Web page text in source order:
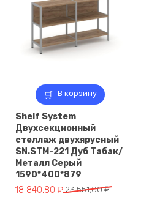
В корзину
Shelf System
Двухсекционный
стеллаж двухярусный
SN.STM-221 Дуб Табак/
Металл Серый
1590*400*879
23 551,00₽
Первоначальная
18 840,80 ₽
Текущая